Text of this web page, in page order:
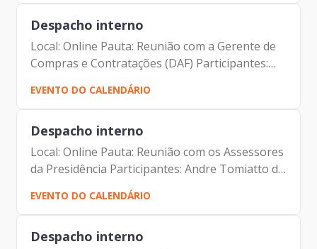
Fares Hadi (Diretor de...
Despacho interno
Local: Online Pauta: Reunião com a Gerente de
Compras e Contratações (DAF) Participantes:
Amanda Carrara Doria (Gerente de Compras e
Contratações da Prodam) Francisco de Padovan
Forbes (...
EVENTO DO CALENDÁRIO
Despacho interno
Local: Online Pauta: Reunião com os Assessores
da Presidência Participantes: Andre Tomiatto de
Oliveira (Assessor da Presidência da Prodam)
Francisco de Padovan Forbes ( Presidente da
Prodam)...
EVENTO DO CALENDÁRIO
Despacho interno